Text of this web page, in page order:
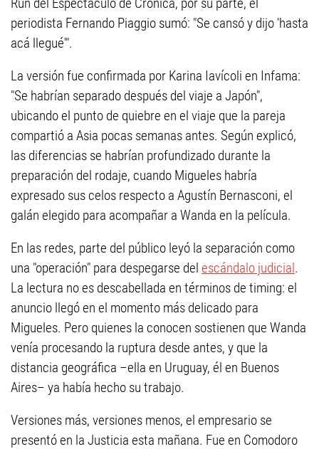
periodista Fernando Piaggio sumó: "Se cansó y dijo 'hasta
acá llegué'".
La versión fue confirmada por Karina Iavícoli en Infama:
"Se habrían separado después del viaje a Japón",
ubicando el punto de quiebre en el viaje que la pareja
compartió a Asia pocas semanas antes. Según explicó,
las diferencias se habrían profundizado durante la
preparación del rodaje, cuando Migueles habría
expresado sus celos respecto a Agustín Bernasconi, el
galán elegido para acompañar a Wanda en la película.
En las redes, parte del público leyó la separación como
una "operación" para despegarse del escándalo judicial.
La lectura no es descabellada en términos de timing: el
anuncio llegó en el momento más delicado para
Migueles. Pero quienes la conocen sostienen que Wanda
venía procesando la ruptura desde antes, y que la
distancia geográfica –ella en Uruguay, él en Buenos
Aires– ya había hecho su trabajo.
Versiones más, versiones menos, el empresario se
presentó en la Justicia esta mañana. Fue en Comodoro